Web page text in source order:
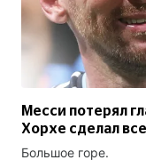
Месси потерял
Хорхе сделал
Большое горе.